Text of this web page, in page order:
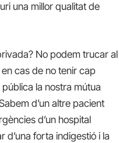
una millor qualitat de
No podem trucar al
cas de no tenir cap
la nostra mútua
d’un altre pacient
d’un hospital
forta indigestió i la